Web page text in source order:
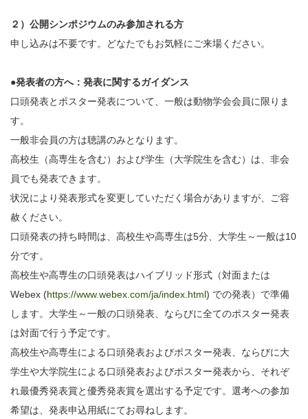
２）公開シンポジウムのみ参加される方
申し込みは不要です。どなたでもお気軽にご来場ください。
●発表者の方へ：発表に関するガイダンス
口頭発表とポスター発表について、一般は動物学会会員に限りま
す。
一般非会員の方は聴講のみとなります。
高校生（高専生を含む）および学生（大学院生を含む）は、非会
員でも発表できます。
状況により発表形式を変更していただく場合がありますが、ご容
赦ください。
口頭発表の持ち時間は、高校生や高専生は5分、大学生～一般は10
分です。
高校生や高専生の口頭発表はハイブリッド形式（対面または
Webex (https://www.webex.com/ja/index.html) での発表）で準備
します。大学生～一般の口頭発表、ならびに全てのポスター発表
は対面で行う予定です。
高校生や高専生による口頭発表およびポスター発表、ならびに大
学生や大学院生による口頭発表およびポスター発表から、それぞ
れ最優秀発表賞と優秀発表賞を選出する予定です。選考への参加
希望は、発表申込用紙にてお尋ねします。